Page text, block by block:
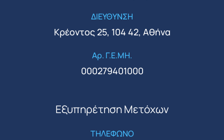
ΔΙΕΥΘΥΝΣΗ
Κρέοντος 25, 104 42, Αθήνα
Αρ. Γ.Ε.ΜΗ.
000279401000
Εξυπηρέτηση Μετόχων
ΤΗΛΕΦΩΝΟ